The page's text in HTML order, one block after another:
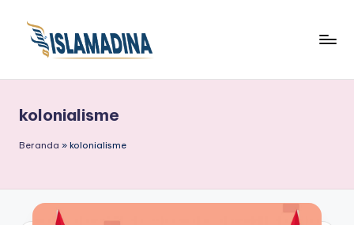
kolonialisme
Beranda » kolonialisme